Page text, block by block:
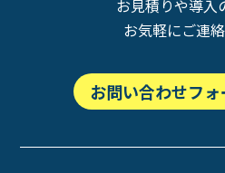
お見積りや導入
お気軽にご連
お問い合わせフ